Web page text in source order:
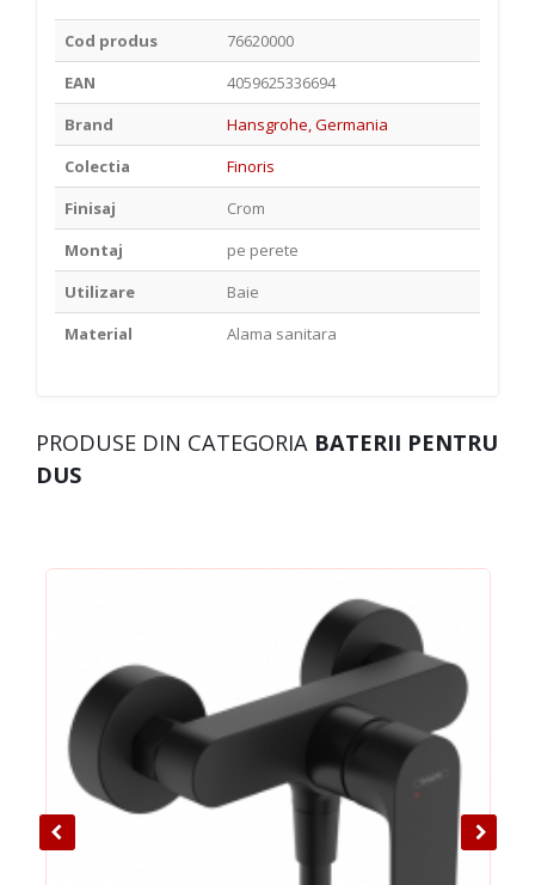
Cod produs
76620000
EAN
4059625336694
Brand
Hansgrohe, Germania
Colectia
Finoris
Finisaj
Crom
Montaj
pe perete
Utilizare
Baie
Material
Alama sanitara
PRODUSE DIN CATEGORIA BATERII PENTRU
DUS